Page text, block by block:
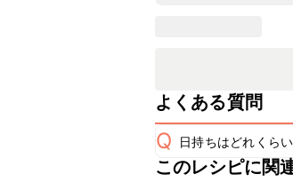
よくある質問
Q 日持ちはどれくら
保存期間は冷蔵で
このレシピに関